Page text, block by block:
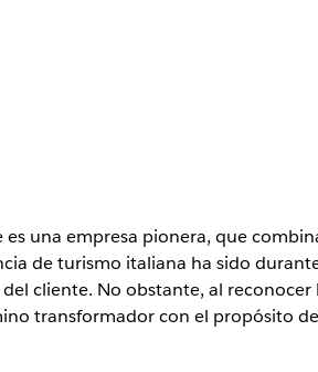
una empresa pionera, que
de turismo italiana ha sido
cliente. No obstante, al
transformador con el propósito